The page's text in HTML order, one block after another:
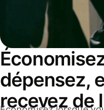
dépensez,
recevez de